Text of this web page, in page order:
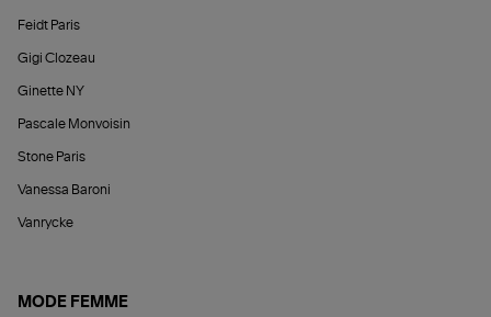
Feidt Paris
Gigi Clozeau
Ginette NY
Pascale Monvoisin
Stone Paris
Vanessa Baroni
Vanrycke
MODE FEMME